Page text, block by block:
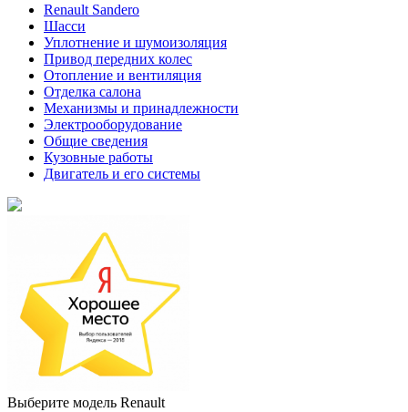
Renault Sandero
Шасси
Уплотнение и шумоизоляция
Привод передних колес
Отопление и вентиляция
Отделка салона
Механизмы и принадлежности
Электрооборудование
Общие сведения
Кузовные работы
Двигатель и его системы
Выберите модель Renault